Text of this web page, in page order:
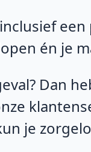
én je
Dan
je